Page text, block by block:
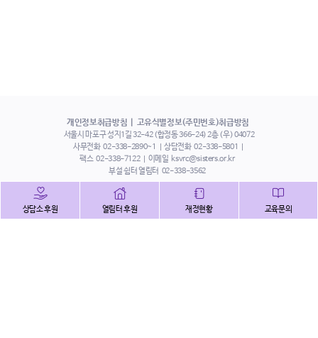
개인정보취급방침 고유식별정보(주민번호)취급방침
서울시 마포구 성지1길 32-42 (합정동 366-24) 2층 (우) 04072
사무전화 02-338-2890~1 상담전화 02-338-5801
팩스 02-338-7122 이메일 ksvrc@sisters.or.kr
부설 쉼터 열림터 02-338-3562
상담소 후원 열림터 후원 재정현황 교육문의